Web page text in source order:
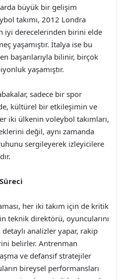
büyük bir gelişim
takımı, 2012 Londra
iyi derecelerinden birini elde
yaşamıştır. İtalya ise bu
başarılarıyla bilinir, birçok
yaşamıştır.
sadece bir spor
kültürel bir etkileşimin ve
iki ülkenin voleybol takımları,
değil, aynı zamanda
sergileyerek izleyicilere
her iki takım için de kritik
teknik direktörü, oyuncularını
analizler yapar, rakip
belirler. Antrenman
ve defansif stratejiler
bireysel performansları